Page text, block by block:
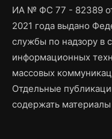
ИА № ФС 77 - 82389
2021 года выдано
службы по надзору в
информационных
массовых
Отдельные
содержать материалы